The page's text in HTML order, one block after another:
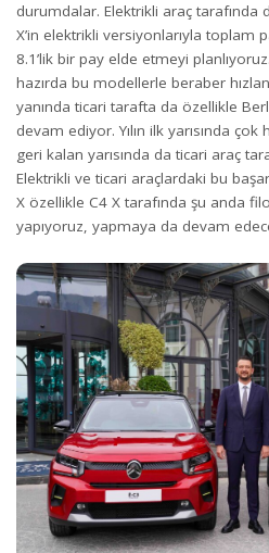
durumdalar. Elektrikli araç tarafında
X’in elektrikli versiyonlarıyla toplam
8.1’lik bir pay elde etmeyi
hazırda bu modellerle beraber
yanında ticari tarafta da özellikle
devam ediyor. Yılın ilk yarısında çok
geri kalan yarısında da ticari araç
Elektrikli ve ticari araçlardaki bu
X özellikle C4 X tarafında şu anda
yapıyoruz, yapmaya da devam